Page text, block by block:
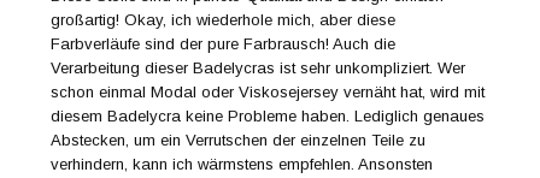
großartig! Okay, ich wiederhole mich, aber diese
Farbverläufe sind der pure Farbrausch! Auch die
Verarbeitung dieser Badelycras ist sehr unkompliziert. Wer
schon einmal Modal oder Viskosejersey vernäht hat, wird mit
diesem Badelycra keine Probleme haben. Lediglich genaues
Abstecken, um ein Verrutschen der einzelnen Teile zu
verhindern, kann ich wärmstens empfehlen. Ansonsten